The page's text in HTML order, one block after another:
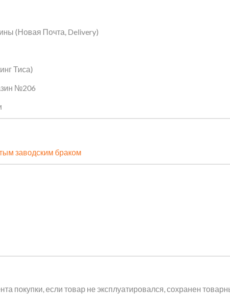
(Новая Почта, Delivery)
Тиса)
№206
заводским браком
покупки, если товар не эксплуатировался, сохранен